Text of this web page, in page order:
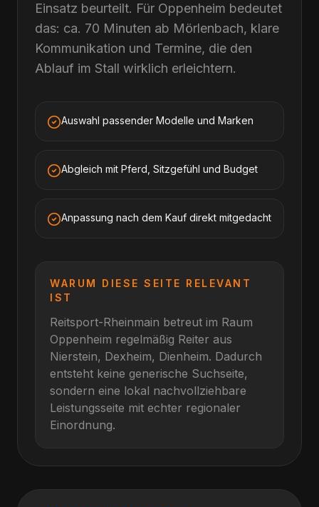
Einsatz beurteilt. Für Oppenheim bedeutet
das: ca. 70 Minuten ab Mörlenbach, klare
Kommunikation und Termine, die den
Ablauf im Stall wirklich erleichtern.
Auswahl passender Modelle und Marken
Abgleich mit Pferd, Sitzgefühl und Budget
Anpassung nach dem Kauf direkt mitgedacht
WARUM DIESE SEITE RELEVANT
IST
Reitsport-Rheinmain betreut im Raum
Oppenheim regelmäßig Reiter aus
Nierstein, Dexheim, Dienheim. Dadurch
entsteht keine generische Suchseite,
sondern eine lokal nachvollziehbare
Leistungsseite mit echter regionaler
Einordnung.